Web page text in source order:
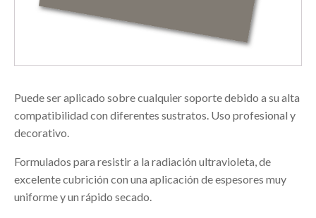
Puede ser aplicado sobre cualquier soporte debido a su alta
compatibilidad con diferentes sustratos. Uso profesional y
decorativo.
Formulados para resistir a la radiación ultravioleta, de
excelente cubrición con una aplicación de espesores muy
uniforme y un rápido secado.